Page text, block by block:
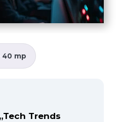
40 mp
Trends